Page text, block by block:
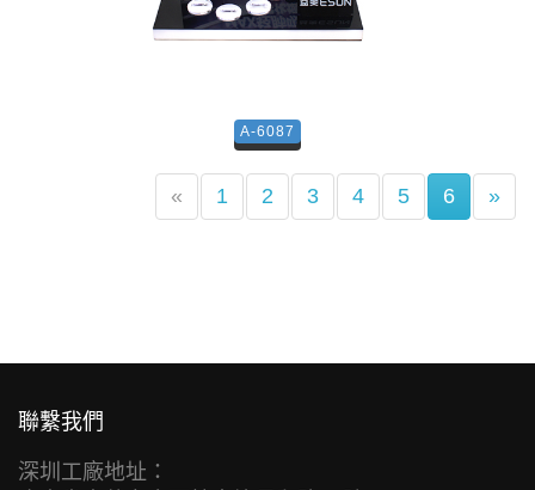
A-6087
« 1 2 3 4 5 6(current)
»
聯繫我們
深圳工廠地址：